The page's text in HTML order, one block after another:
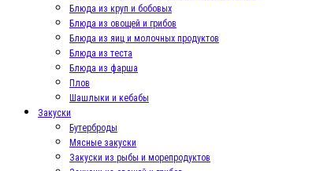
Блюда из круп и бобовых
Блюда из овощей и грибов
Блюда из яиц и молочных продуктов
Блюда из теста
Блюда из фарша
Плов
Шашлыки и кебабы
Закуски
Бутерброды
Мясные закуски
Закуски из рыбы и морепродуктов